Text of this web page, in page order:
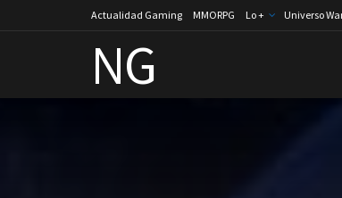
Actualidad Gaming MMORPG Lo + Universo
NG